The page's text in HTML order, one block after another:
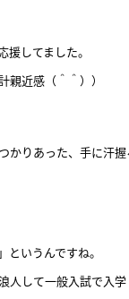
してました。
親近感（＾＾））
かりあった、手に汗
いうんですね。
人して一般入試で入